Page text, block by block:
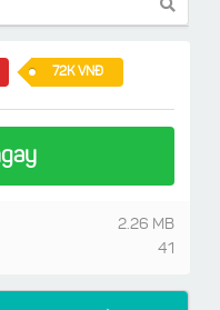
72K VNĐ
2.26 MB
41